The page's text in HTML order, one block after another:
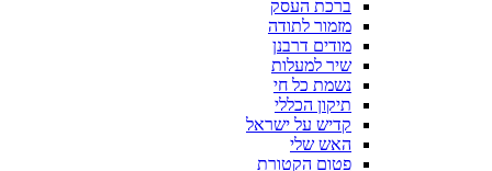
ברכת העסק
מזמור לתודה
מודים דרבנן
שיר למעלות
נשמת כל חי
תיקון הכללי
קדיש על ישראל
האש שלי
פטום הקטורת